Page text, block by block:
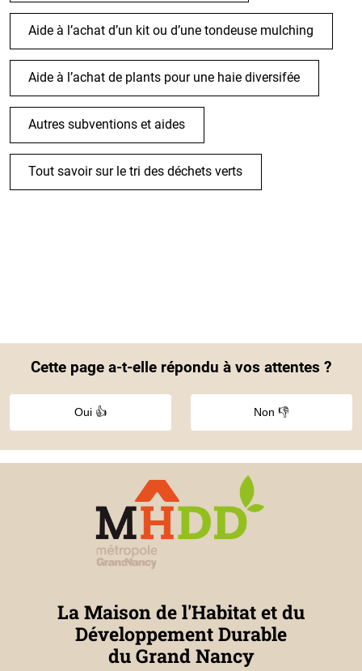
Aide à l’achat d’un kit ou d’une tondeuse mulching
Aide à l’achat de plants pour une haie diversifée
Autres subventions et aides
Tout savoir sur le tri des déchets verts
Cette page a-t-elle répondu à vos attentes ?
Oui 👍 Non 👎
La Maison de l'Habitat et du
Développement Durable
du Grand Nancy